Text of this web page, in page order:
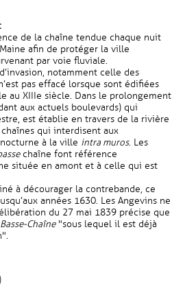
de la chaîne tendue chaque nuit
afin de protéger la ville
par voie fluviale.
notamment celle des
pas effacé lorsque sont édifiées
au XIIIe siècle. Dans le prolongement
aux actuels boulevards) qui
est établie en travers de la rivière
qui interdisent aux
à la ville intra muros. Les
chaîne font référence
située en amont et à celle qui est
à décourager la contrebande, ce
années 1630. Les Angevins ne
du 27 mai 1839 précise que
Basse-Chaîne"sous lequel il est déjà